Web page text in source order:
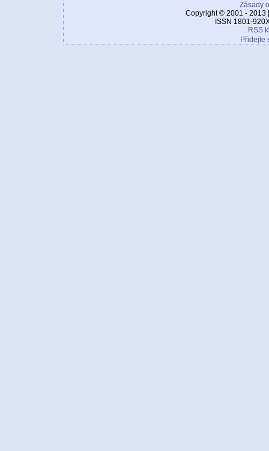
Zásady
Copyright © 2001 - 2013
ISSN 1801-
RSS
Přidejte